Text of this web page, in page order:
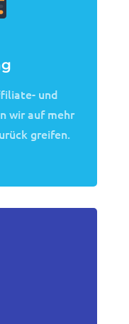
und
wir auf mehr
greifen.